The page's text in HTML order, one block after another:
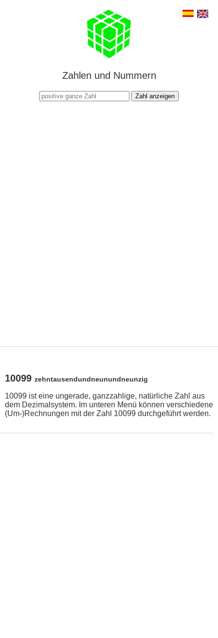
Zahlen und Nummern
Zahl anzeigen
10099 zehntausendundneunundneunzig
10099 ist eine ungerade, ganzzahlige, natürliche Zahl aus
dem Dezimalsystem. Im unteren Menü können verschiedene
(Um-)Rechnungen mit der Zahl 10099 durchgeführt werden.